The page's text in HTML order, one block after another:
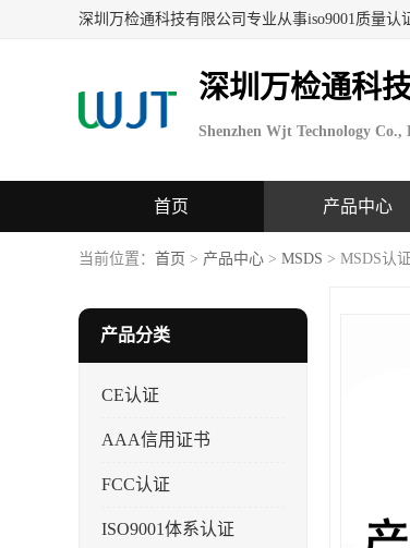
深圳万检通科
Shenzhen Wjt Technology Co.,
首页 产品中心
当前位置： 首页 > 产品中心 > MSDS > MSDS认
产品分类
CE认证
AAA信用证书
FCC认证
ISO9001体系认证